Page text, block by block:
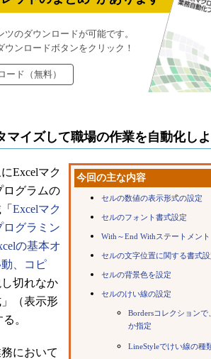
のダウンロードが可能です。
ンロードボタンをクリック！
ード（無料）
マイズして職場の作業を自動化しよ
今回の主な内容
セルの数値の表示形式の設定
セルのフォント書式設定
With～End Withステートメント
セルの文字位置に関する書式設
セルの背景色を設定
セルのけい線の設定
Bordersコレクションで
か指定
LineStyleでけい線の種
Excelマク
ログラムの
Excelマク
グラミン
の基本オ
、コピ
し切れなか
（表示形
。
において